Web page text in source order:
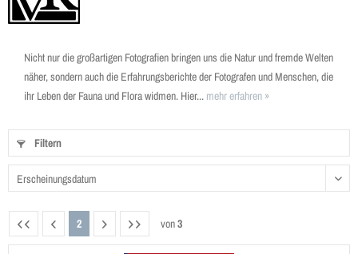
Nicht nur die großartigen Fotografien bringen uns die Natur und fremde Welten
näher, sondern auch die Erfahrungsberichte der Fotografen und Menschen, die
ihr Leben der Fauna und Flora widmen. Hier... mehr erfahren »
Filtern
2 von3